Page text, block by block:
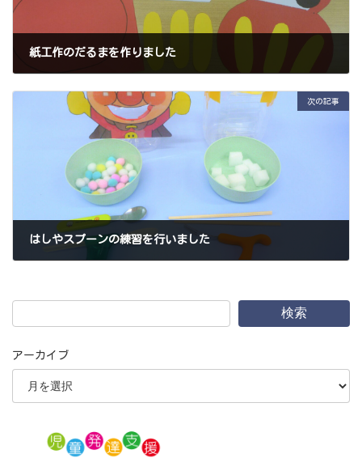
紙工作のだるまを作りました
次の記事
はしやスプーンの練習を行いました
検索
アーカイブ